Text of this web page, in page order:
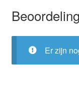
Er zijn